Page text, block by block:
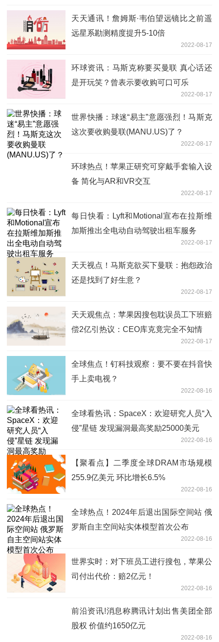
天天通讯！詹姆斯·韦伯望远镜比之前遥
远星系勘测精度提升5-10倍
2022-08-17
环球资讯：马斯克称要买曼联 真心话还
是开玩笑？曾表示要收购可口可乐
2022-08-17
世界快播：球迷“易主”意愿强烈！马斯克
这次要收购曼联(MANU.US)了？
2022-08-17
环球热点！苹果正研究可穿戴手套输入设
备 简化与AR和VR交互
2022-08-17
每日快看：Lyft和Motional宣布在拉斯维
加斯推出全电动自动驾驶出租车服务
2022-08-17
天天视点！马斯克欲买下曼联：抱怨政治
还是找到了好生意？
2022-08-17
天天观焦点：苹果因搜包耽误员工下班赔
偿2亿引热议：CEO库克竟完全不知情
2022-08-17
全球焦点！钉科技观察：要不要在抖音快
手上卖电视？
2022-08-16
全球看热讯：SpaceX：欢迎研究人员“入
侵”星链 发现漏洞最高奖励25000美元
2022-08-16
【聚看点】二季度全球DRAM市场规模
255.9亿美元 环比增长6.5%
2022-08-16
全球热点！2024年后退出国际空间站 俄
罗斯自主空间站实体模型首次公布
2022-08-16
世界实时：对下班员工进行搜包，苹果公
司付出代价：赔2亿元！
2022-08-16
前沿资讯!消息称腾讯计划出售美团全部
股权 价值约1650亿元
2022-08-16